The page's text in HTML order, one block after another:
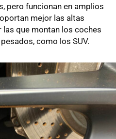
pero funcionan en amplios
mejor las altas
que montan los coches
como los SUV.